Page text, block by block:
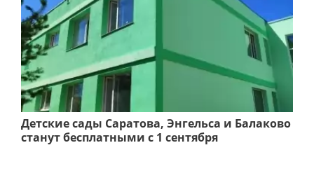
Детские сады Саратова, Энгельса и Балаково
станут бесплатными с 1 сентября